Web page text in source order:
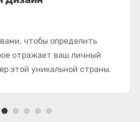
чтобы определить
отражает ваш личный
этой уникальной страны.